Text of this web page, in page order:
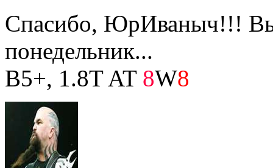
Спасибо, ЮрИваныч!!!
понедельник...
B5+, 1.8T AT 8W8